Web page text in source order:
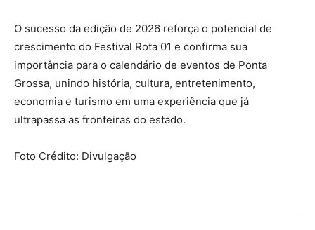
O sucesso da edição de 2026 reforça o potencial de
crescimento do Festival Rota 01 e confirma sua
importância para o calendário de eventos de Ponta
Grossa, unindo história, cultura, entretenimento,
economia e turismo em uma experiência que já
ultrapassa as fronteiras do estado.
Foto Crédito: Divulgação